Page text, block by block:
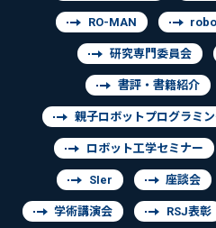
RO-MAN
研究専門委員会
書評・書籍紹介
親子ロボットプログラミン
ロボット工学セミナー
SIer 座談会
学術講演会 RSJ表彰